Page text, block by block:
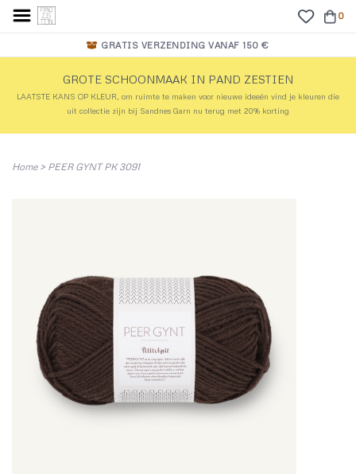
0
GRATIS VERZENDING VANAF 150 €
GROTE SCHOONMAAK IN PAND ZESTIEN
LAATSTE KANS OP KLEUR, om ruimte te maken voor nieuwe ideeën vind je kleuren die
uit collectie zijn bij Sandnes Garn nu terug met 20% korting
Home> PEER GYNT PK 3091